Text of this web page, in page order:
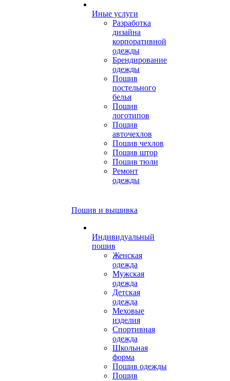
Иные услуги
Разработка
дизайна
корпоративной
одежды
Брендирование
одежды
Пошив
постельного
белья
Пошив
логотипов
Пошив
авточехлов
Пошив чехлов
Пошив штор
Пошив тюли
Ремонт
одежды
Пошив и вышивка
Индивидуальный
пошив
Женская
одежда
Мужская
одежда
Детская
одежда
Меховые
изделия
Спортивная
одежда
Школьная
форма
Пошив одежды
Пошив